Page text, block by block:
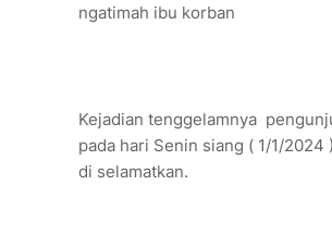
ngatimah ibu korban
Kejadian tenggelamnya
pada hari Senin siang ( 1/1/
di selamatkan.